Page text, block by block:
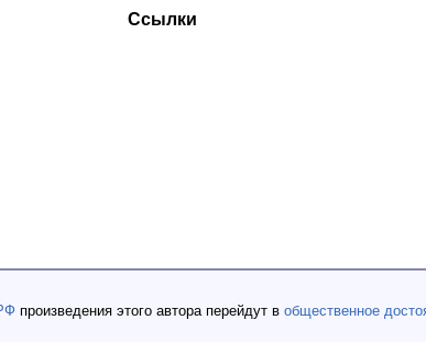
Ссылки
произведения этого автора перейдут в общественное